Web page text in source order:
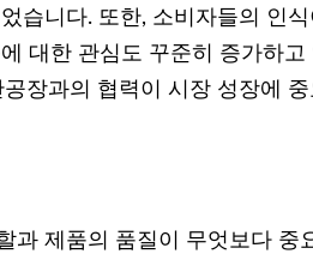
습니다. 또한, 소비자들의 인
대한 관심도 꾸준히 증가하고
장과의 협력이 시장 성장에 중
과 제품의 품질이 무엇보다 중